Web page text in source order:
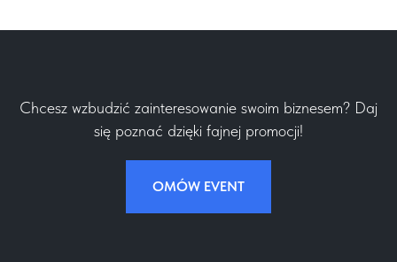
Chcesz wzbudzić zainteresowanie swoim biznesem? Daj
się poznać dzięki fajnej promocji!
OMÓW EVENT